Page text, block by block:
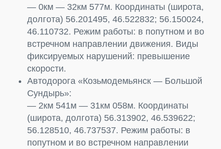
— 0км — 32км 577м. Координаты (широта,
долгота) 56.201495, 46.522832; 56.150024,
46.110732. Режим работы: в попутном и во
встречном направлении движения. Виды
фиксируемых нарушений: превышение
скорости.
Автодорога «Козьмодемьянск — Большой
Сундырь»:
— 2км 541м — 31км 058м. Координаты
(широта, долгота) 56.313902, 46.539622;
56.128510, 46.737537. Режим работы: в
попутном и во встречном направлении